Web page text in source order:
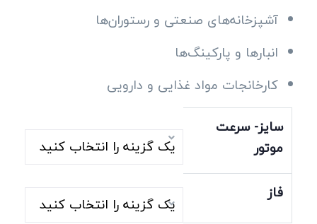
آشپزخانه‌های صنعتی و رستوران‌ها
انبارها و پارکینگ‌ها
کارخانجات مواد غذایی و دارویی
سایز- سرعت
موتور
فاز